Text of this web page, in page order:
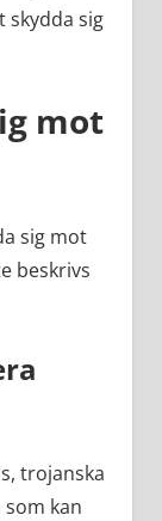
sig
mot
sig mot
beskrivs
trojanska
kan